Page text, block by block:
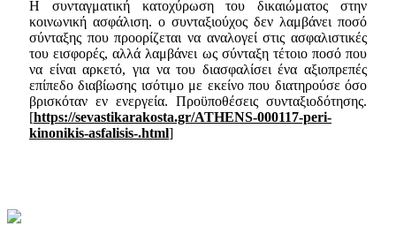
Η συνταγματική κατοχύρωση του δικαιώματος στην
κοινωνική ασφάλιση. ο συνταξιούχος δεν λαμβάνει ποσό
σύνταξης που προορίζεται να αναλογεί στις ασφαλιστικές
του εισφορές, αλλά λαμβάνει ως σύνταξη τέτοιο ποσό που
να είναι αρκετό, για να του διασφαλίσει ένα αξιοπρεπές
επίπεδο διαβίωσης ισότιμο με εκείνο που διατηρούσε όσο
βρισκόταν εν ενεργεία. Προϋποθέσεις συνταξιοδότησης.
[https://sevastikarakosta.gr/ATHENS-000117-peri-
kinonikis-asfalisis-.html]